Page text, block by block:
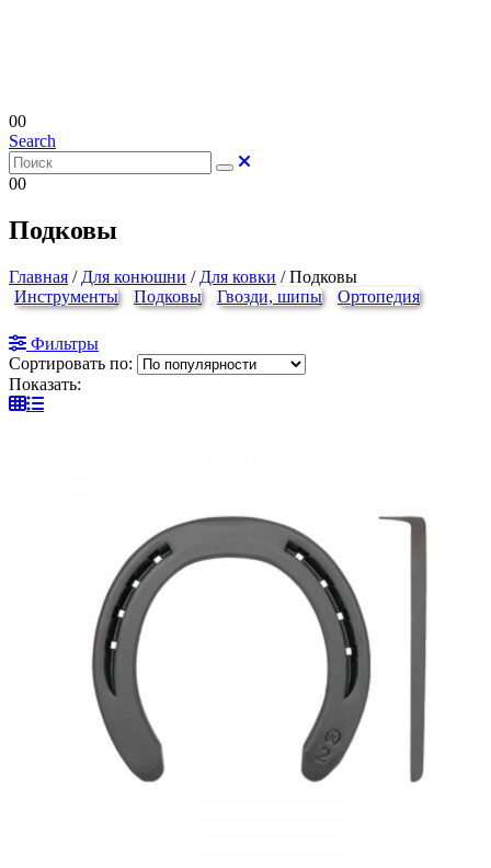
00
Search
00
Подковы
Главная / Для конюшни / Для ковки /Подковы
Инструменты
Подковы Гвозди, шипы Ортопедия
Фильтры
Сортировать по:
Показать: